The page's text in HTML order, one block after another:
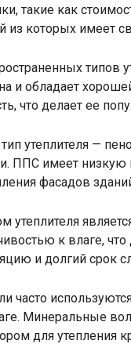
такие как
из которых имеет
типов
и обладает
что делает ее
утеплителя —
ППС имеет
фасадов
утеплителя
к влаге,
и долгий срок
часто
Минеральные
для утепления